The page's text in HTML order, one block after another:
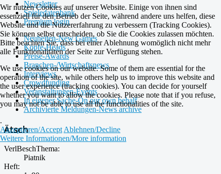
Newsletter
Spieledatenbank
Premium login
Neuheiten-New Games
Köpfe-Heads
Preise-Awards
Branchen-/Wirtschaftsnews
Interviews
Crowdfunding
Veranstaltungen-Events
In eigener Sache-On our own behalf
Archivierte Meldungen-News archive
Ätsch
VerlBeschThema:
Piatnik
Heft:
Wir nutzen Cookies auf unserer Website. Einige von ihnen sind
essenziell für den Betrieb der Seite, während andere uns helfen, diese
Website und die Nutzererfahrung zu verbessern (Tracking Cookies).
Sie können selbst entscheiden, ob Sie die Cookies zulassen möchten.
Bitte beachten Sie, dass bei einer Ablehnung womöglich nicht mehr
alle Funktionalitäten der Seite zur Verfügung stehen.
We use cookies on our website. Some of them are essential for the
operation of the site, while others help us to improve this website and
the user experience (tracking cookies). You can decide for yourself
whether you want to allow the cookies. Please note that if you refuse,
you may not be able to use all the functionalities of the site.
.
Akzeptieren/Accept Ablehnen/Decline
Weitere Informationen/More information